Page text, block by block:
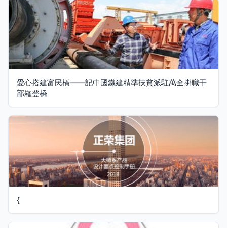
愛心搭建富民橋——記中國鐵建精準扶貧派駐萬全掛職干
部羅登橋
{